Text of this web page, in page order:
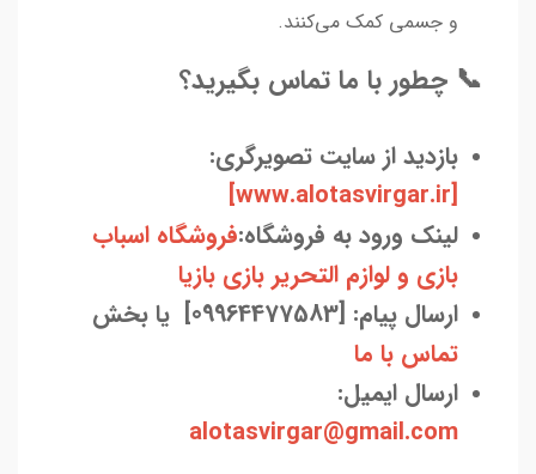
و جسمی کمک می‌کنند.
📞 چطور با ما تماس بگیرید؟
بازدید از سایت تصویرگری:
[www.alotasvirgar.ir]
لینک ورود به فروشگاه:فروشگاه اسباب
بازی و لوازم التحریر بازی بازیا
ارسال پیام: [09964477583] یا بخش
تماس با ما
ارسال ایمیل:
alotasvirgar@gmail.com